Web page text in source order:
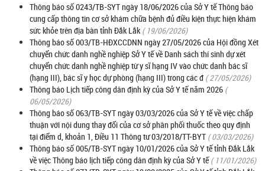
Thông báo số 0243/TB-SYT ngày 18/06/2026 của Sở Y tế Thông báo
cung cấp thông tin cơ sở khám chữa bệnh đủ điều kiện thực hiện khám
sức khỏe trên địa bàn tỉnh Đắk Lắk ( 19/06/2026)
Thông báo số 003/TB-HĐXCCDNN ngày 27/05/2026 của Hội đồng Xét
chuyển chức danh nghề nghiệp Sở Y tế về Danh sách thí sinh dự xét
chuyển chức danh nghề nghiệp từ y sĩ hạng IV vào chức danh bác sĩ
(hạng III), bác sĩ y học dự phòng (hạng III) trong các đ ( 27/05/2026)
Thông báo Lịch tiếp công dân định kỳ của Sở Y tế năm 2026 (
06/05/2026)
Thông báo số 063/TB-SYT ngày 03/03/2026 của Sở Y tế về việc chấp
thuận với nội dung thay đổi của cơ sở phân phối thuốc theo quy định
tại điểm d, khoản 1, Điều 11 Thông tư 03/2018/TT-BYT ( 03/03/2026)
Thông báo số 005/TB-SYT ngày 10/01/2026 của Sở Y tế tỉnh Đắk Lắk
về việc Thông báo lịch tiếp công dân định kỳ của Sở Y tế ( 11/01/2026)